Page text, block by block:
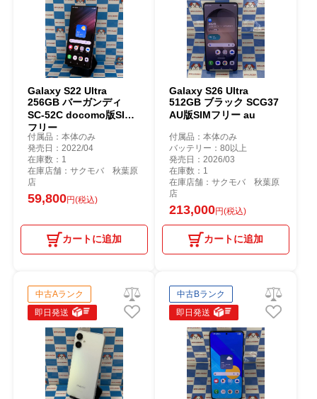
Galaxy S22 Ultra
256GB バーガンディ
SC-52C docomo版SIM
フリー
付属品：本体のみ
発売日：2022/04
在庫数：1
在庫店舗：サクモバ 秋葉原
店
59,800円(税込)
カートに追加
Galaxy S26 Ultra
512GB ブラック SCG37
AU版SIMフリー au
付属品：本体のみ
バッテリー：80以上
発売日：2026/03
在庫数：1
在庫店舗：サクモバ 秋葉原
店
213,000円(税込)
カートに追加
中古Aランク
即日発送
中古Bランク
即日発送